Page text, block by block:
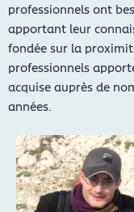
professionnels ont
apportant leur
fondée sur la
professionnels
acquise auprès de
années.